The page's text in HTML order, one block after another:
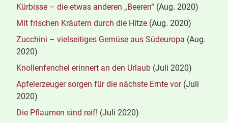
Kürbisse – die etwas anderen „Beeren“ (Aug. 2020)
Mit frischen Kräutern durch die Hitze (Aug. 2020)
Zucchini – vielseitiges Gemüse aus Südeuropa (Aug.
2020)
Knollenfenchel erinnert an den Urlaub (Juli 2020)
Apfelerzeuger sorgen für die nächste Ernte vor (Juli
2020)
Die Pflaumen sind reif! (Juli 2020)